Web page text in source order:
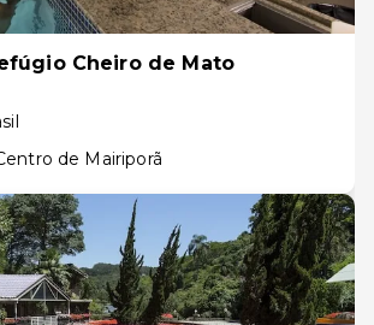
Cheiro de Mato
de Mairiporã